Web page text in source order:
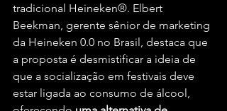
tradicional Heineken®. Elbert
Beekman, gerente sênior de marketing
da Heineken 0.0 no Brasil, destaca que
a proposta é desmistificar a ideia de
que a socialização em festivais deve
estar ligada ao consumo de álcool,